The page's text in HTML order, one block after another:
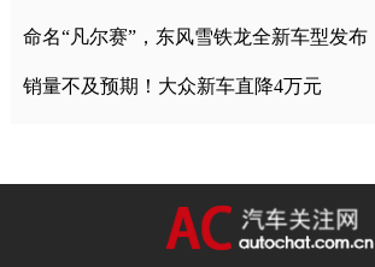
命名“凡尔赛”，东风雪铁龙全新车型发布
销量不及预期！大众新车直降4万元